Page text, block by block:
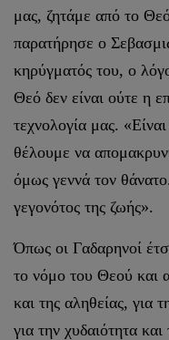
μας, ζητάμε από το
παρατήρησε ο
κηρύγματός του, ο
Θεό δεν είναι ούτε η
τεχνολογία μας.
θέλουμε να
όμως γεννά τον
γεγονότος της ζωής».
Όπως οι Γαδαρηνοί
το νόμο του Θεού και
και της αληθείας, για
για την χυδαιότητα